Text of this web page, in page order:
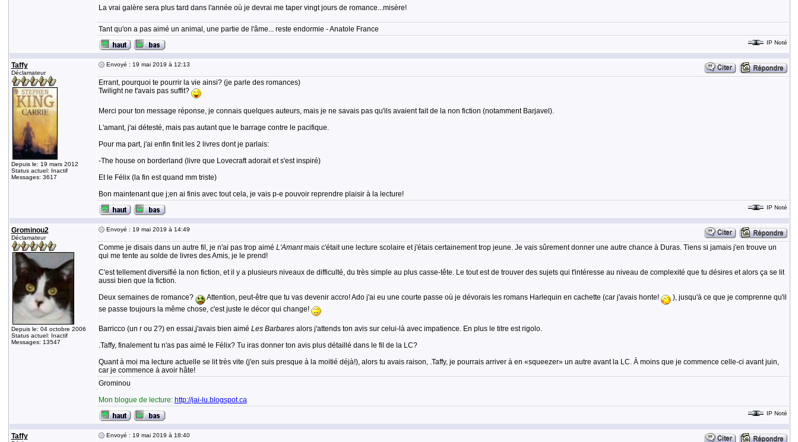
La vrai galère sera plus tard dans l'année où je devrai me taper vingt jours de romance...misère!
Tant qu'on a pas aimé un animal, une partie de l'âme... reste endormie - Anatole France
IP Noté
Taffy
Déclamateur
Depuis le: 19 mars 2012
Status actuel: Inactif
Messages: 3617
Envoyé : 19 mai 2019 à 12:13
Errant, pourquoi te pourrir la vie ainsi? (je parle des romances)
Twilight ne t'avais pas suffit?
Merci pour ton message réponse, je connais quelques auteurs, mais je ne savais pas qu'ils avaient fait de la non fiction (notamment Barjavel).
L'amant, j'ai détesté, mais pas autant que le barrage contre le pacifique.
Pour ma part, j'ai enfin finit les 2 livres dont je parlais:
-The house on borderland (livre que Lovecraft adorait et s'est inspiré)
Et le Félix (la fin est quand mm triste)
Bon maintenant que j;en ai finis avec tout cela, je vais p-e pouvoir reprendre plaisir à la lecture!
IP Noté
Grominou2
Déclamateur
Depuis le: 04 octobre 2006
Status actuel: Inactif
Messages: 13547
Envoyé : 19 mai 2019 à 14:49
Comme je disais dans un autre fil, je n'ai pas trop aimé L'Amantmais c'était une lecture scolaire et j'étais certainement trop jeune. Je vais sûrement donner une autre chance à Duras. Tiens si jamais j'en trouve un
qui me tente au solde de livres des Amis, je le prend!
C'est tellement diversifié la non fiction, et il y a plusieurs niveaux de difficulté, du très simple au plus casse-tête. Le tout est de trouver des sujets qui t'intéresse au niveau de complexité que tu désires et alors ça se lit
aussi bien que la fiction.
Deux semaines de romance?
Attention, peut-être que tu vas devenir accro! Ado j'ai eu une courte passe où je dévorais les romans Harlequin en cachette (car j'avais honte!
), jusqu'à ce que je comprenne qu'il
se passe toujours la même chose, c'est juste le décor qui change!
Barricco (un r ou 2?) en essai,j'avais bien aimé Les Barbaresalors j'attends ton avis sur celui-là avec impatience. En plus le titre est rigolo.
.Taffy, finalement tu n'as pas aimé le Félix? Tu iras donner ton avis plus détaillé dans le fil de la LC?
Quant à moi ma lecture actuelle se lit très vite (j'en suis presque à la moitié déjà!), alors tu avais raison, .Taffy, je pourrais arriver à en «squeezer» un autre avant la LC. À moins que je commence celle-ci avant juin,
car je commence à avoir hâte!
Grominou
Mon blogue de lecture: http://jai-lu.blogspot.ca
IP Noté
Taffy Envoyé : 19 mai 2019 à 18:40